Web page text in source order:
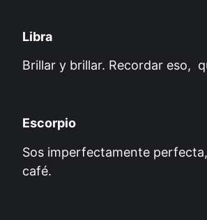
Libra
Brillar y brillar. Recordar eso,
Escorpio
Sos imperfectamente
café.